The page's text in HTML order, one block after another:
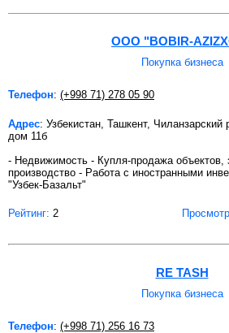
OOO "BOBIR-
Покупка бизнеса
Телефон: (+998 71) 278 05 90
Адрес: Узбекистан, Ташкент, Чиланзарский
дом 11б
- Недвижимость - Купля-продажа объектов,
производство - Работа с иностранными
"Узбек-Базальт"
Рейтинг: 2
RE TASH
Покупка бизнеса
Телефон: (+998 71) 256 16 73